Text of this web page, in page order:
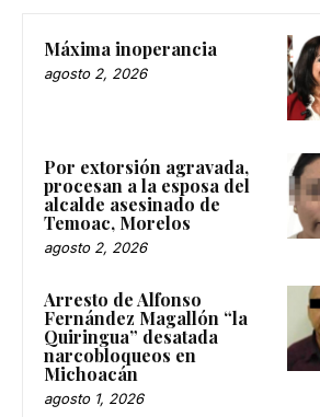
Máxima inoperancia
agosto 2, 2026
Por extorsión agravada,
procesan a la esposa del
alcalde asesinado de
Temoac, Morelos
agosto 2, 2026
Arresto de Alfonso
Fernández Magallón “la
Quiringua” desatada
narcobloqueos en
Michoacán
agosto 1, 2026